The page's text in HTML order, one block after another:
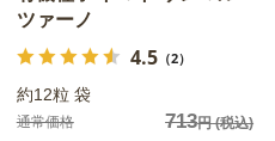
ツァーノ
4.5（2）
約12粒 袋
通常価格 713円(税込)